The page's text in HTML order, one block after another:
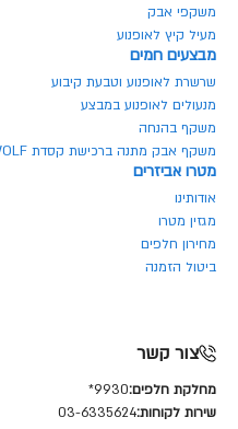
משקפי אבק
מעיל קיץ לאופנוע
מבצעים חמים
שרשרת לאופנוע וטבעת קיבוע
מנעולים לאופנוע במבצע
משקף בהנחה
משקף אבק מתנה ברכישת קסדת WOLF
מטרו אביזרים
אודותינו
מגזין מטרו
מחירון חלפים
ביטול הזמנה
צור קשר
מחלקת חלפים:9930*
שירות לקוחות:03-6335624